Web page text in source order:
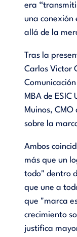
era
una conexión
allá de la
Tras la
Carlos Victor
MBA de ESIC
Muinos,
sobre la
Ambos
más que un
todo" dentro
que une a
que "marca
crecimiento
justifica